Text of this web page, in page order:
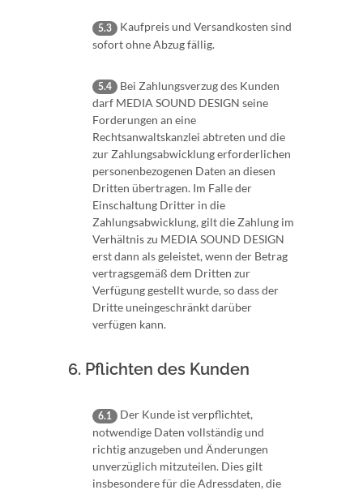
5.3
Kaufpreis und Versandkosten sind
sofort ohne Abzug fällig.
5.4
Bei Zahlungsverzug des Kunden
darf MEDIA SOUND DESIGN seine
Forderungen an eine
Rechtsanwaltskanzlei abtreten und die
zur Zahlungsabwicklung erforderlichen
personenbezogenen Daten an diesen
Dritten übertragen. Im Falle der
Einschaltung Dritter in die
Zahlungsabwicklung, gilt die Zahlung im
Verhältnis zu MEDIA SOUND DESIGN
erst dann als geleistet, wenn der Betrag
vertragsgemäß dem Dritten zur
Verfügung gestellt wurde, so dass der
Dritte uneingeschränkt darüber
verfügen kann.
6. Pflichten des Kunden
6.1
Der Kunde ist verpflichtet,
notwendige Daten vollständig und
richtig anzugeben und Änderungen
unverzüglich mitzuteilen. Dies gilt
insbesondere für die Adressdaten, die